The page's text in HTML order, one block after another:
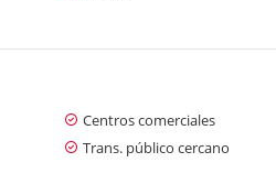
Centros comerciales
Trans. público cercano